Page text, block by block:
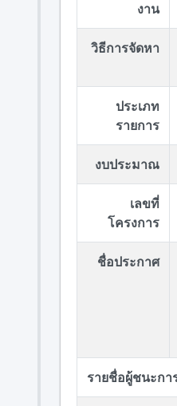
งาน
วิธีการจัดหา
ประเภท
รายการ
งบประมาณ
เลขที่
โครงการ
ชื่อประกาศ
รายชื่อผู้ชนะกา